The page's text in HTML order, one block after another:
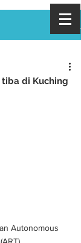
di Kuching
Autonomous